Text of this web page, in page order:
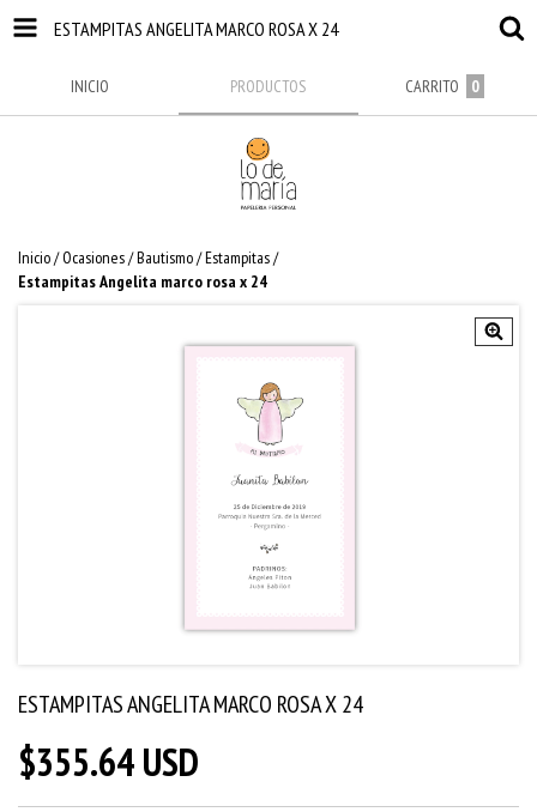
ESTAMPITAS ANGELITA MARCO ROSA X 24
INICIO PRODUCTOS CARRITO 0
Inicio/ Ocasiones/Bautismo/Estampitas/
Estampitas Angelita marco rosa x 24
ESTAMPITAS ANGELITA MARCO ROSA X 24
$355.64 USD